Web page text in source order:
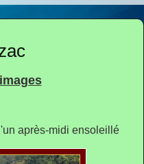
après-midi ensoleillé